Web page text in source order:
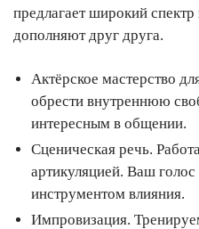
предлагает широкий
дополняют друг друга.
Актёрское мастерство
обрести внутреннюю
интересным в общении.
Сценическая речь.
артикуляцией. Ваш
инструментом влияния.
Импровизация.